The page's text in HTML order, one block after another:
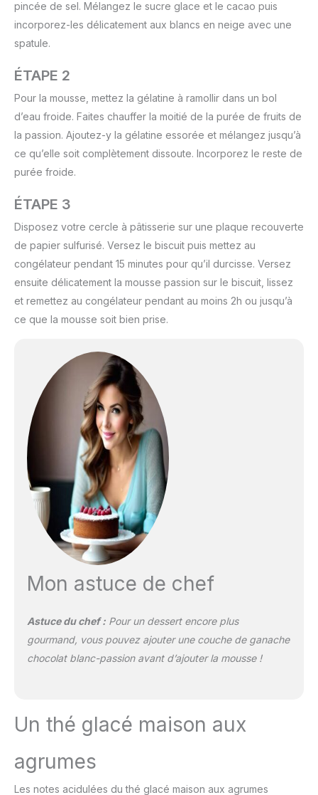
pincée de sel. Mélangez le sucre glace et le cacao puis
incorporez-les délicatement aux blancs en neige avec une
spatule.
ÉTAPE 2
Pour la mousse, mettez la gélatine à ramollir dans un bol
d’eau froide. Faites chauffer la moitié de la purée de fruits de
la passion. Ajoutez-y la gélatine essorée et mélangez jusqu’à
ce qu’elle soit complètement dissoute. Incorporez le reste de
purée froide.
ÉTAPE 3
Disposez votre cercle à pâtisserie sur une plaque recouverte
de papier sulfurisé. Versez le biscuit puis mettez au
congélateur pendant 15 minutes pour qu’il durcisse. Versez
ensuite délicatement la mousse passion sur le biscuit, lissez
et remettez au congélateur pendant au moins 2h ou jusqu’à
ce que la mousse soit bien prise.
Mon astuce de chef
Astuce du chef :Pour un dessert encore plus
gourmand, vous pouvez ajouter une couche de ganache
chocolat blanc-passion avant d’ajouter la mousse !
Un thé glacé maison aux
agrumes
Les notes acidulées du thé glacé maison aux agrumes